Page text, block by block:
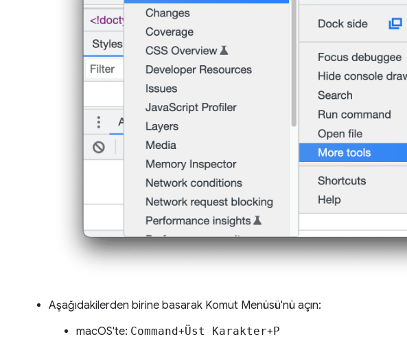
Aşağıdakilerden birine basarak Komut Menüsü'nü açın:
macOS'te: Command+Üst Karakter+P